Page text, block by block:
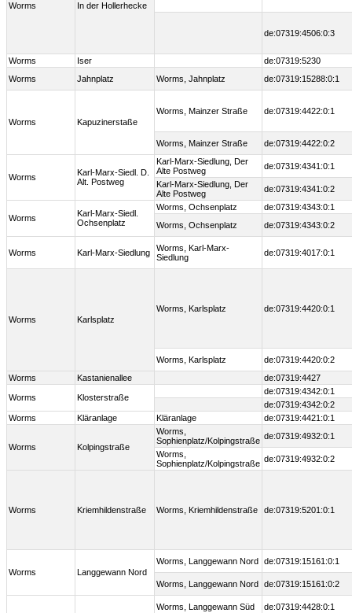
Worms In der Hollerhecke
de:07319:4506:0:3
Worms Iser
de:07319:5230
Worms
Jahnplatz Worms, Jahnplatz de:07319:15288:0:1
Worms Kapuzinerstaße
Worms, Mainzer Straße de:07319:4422:0:1
Worms, Mainzer Straße de:07319:4422:0:2
Worms
Karl-Marx-Siedl. D.
Alt. Postweg
Karl-Marx-Siedlung, Der
Alte Postweg
de:07319:4341:0:1
Karl-Marx-Siedlung, Der
Alte Postweg
de:07319:4341:0:2
Worms
Karl-Marx-Siedl.
Ochsenplatz
Worms, Ochsenplatz
de:07319:4343:0:1
Worms, Ochsenplatz
de:07319:4343:0:2
Worms Karl-Marx-Siedlung
Worms, Karl-Marx-
Siedlung
de:07319:4017:0:1
Worms Karlsplatz
Worms, Karlsplatz de:07319:4420:0:1
Worms, Karlsplatz
de:07319:4420:0:2
Worms
Kastanienallee de:07319:4427
Worms Klosterstraße
de:07319:4342:0:1
de:07319:4342:0:2
Worms
Kläranlage Kläranlage de:07319:4421:0:1
Worms Kolpingstraße
Worms,
Sophienplatz/Kolpingstraße de:07319:4932:0:1
Worms,
Sophienplatz/Kolpingstraße de:07319:4932:0:2
Worms Kriemhildenstraße Worms, Kriemhildenstraße de:07319:5201:0:1
Worms Langgewann Nord
Worms, Langgewann Nord de:07319:15161:0:1
Worms, Langgewann Nord de:07319:15161:0:2
Worms, Langgewann Süd de:07319:4428:0:1